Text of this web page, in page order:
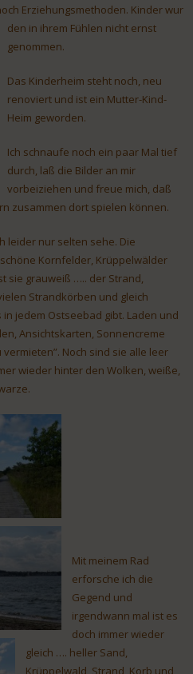
Erziehungsmethoden. Kinder wur
den in ihrem Fühlen nicht ernst
genommen.
Das Kinderheim steht noch, neu
renoviert und ist ein Mutter-Kind-
Heim geworden.
Ich schnaufe noch ein paar Mal tief
durch, laß die Bilder an mir
vorbeiziehen und freue mich, daß
zusammen dort spielen können.
leider nur selten sehe. Die
Kornfelder, Krüppelwälder
sie grauweiß ….. der Strand,
Strandkörben und gleich
jedem Ostseebad gibt. Laden und
Ansichtskarten, Sonnencreme
Noch sind sie alle leer
wieder hinter den Wolken, weiße,
Mit meinem Rad
erforsche ich die
Gegend und
irgendwann mal ist es
doch immer wieder
gleich …. heller Sand,
Krüppelwald, Strand, Korb und